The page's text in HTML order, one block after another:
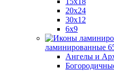
20x24
30х12
6x9
ламинированные
Ангелы и